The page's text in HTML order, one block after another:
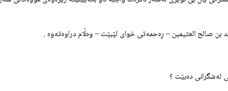
بن صالح العثيمين – ڕه‌حمه‌تی خوای لێبێت – وه‌ڵام دراوه‌ته‌وه‌ .